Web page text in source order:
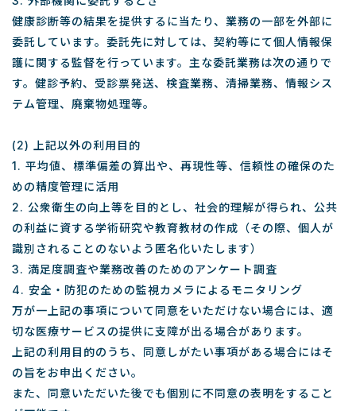
健康診断等の結果を提供するに当たり、業務の一部を外部に
委託しています。委託先に対しては、契約等にて個人情報保
護に関する監督を行っています。主な委託業務は次の通りで
す。健診予約、受診票発送、検査業務、清掃業務、情報シス
テム管理、廃棄物処理等。
(2) 上記以外の利用目的
1. 平均値、標準偏差の算出や、再現性等、信頼性の確保のた
めの精度管理に活用
2. 公衆衛生の向上等を目的とし、社会的理解が得られ、公共
の利益に資する学術研究や教育教材の作成（その際、個人が
識別されることのないよう匿名化いたします）
3. 満足度調査や業務改善のためのアンケート調査
4. 安全・防犯のための監視カメラによるモニタリング
万が一上記の事項について同意をいただけない場合には、適
切な医療サービスの提供に支障が出る場合があります。
上記の利用目的のうち、同意しがたい事項がある場合にはそ
の旨をお申出ください。
また、同意いただいた後でも個別に不同意の表明をすること